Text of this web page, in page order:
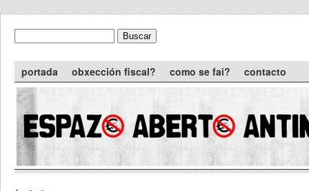
formulario de busca
Main menu
portada obxección fiscal? como se fai? contacto